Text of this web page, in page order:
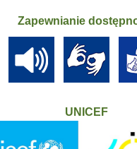
Zapewnianie
UNICEF